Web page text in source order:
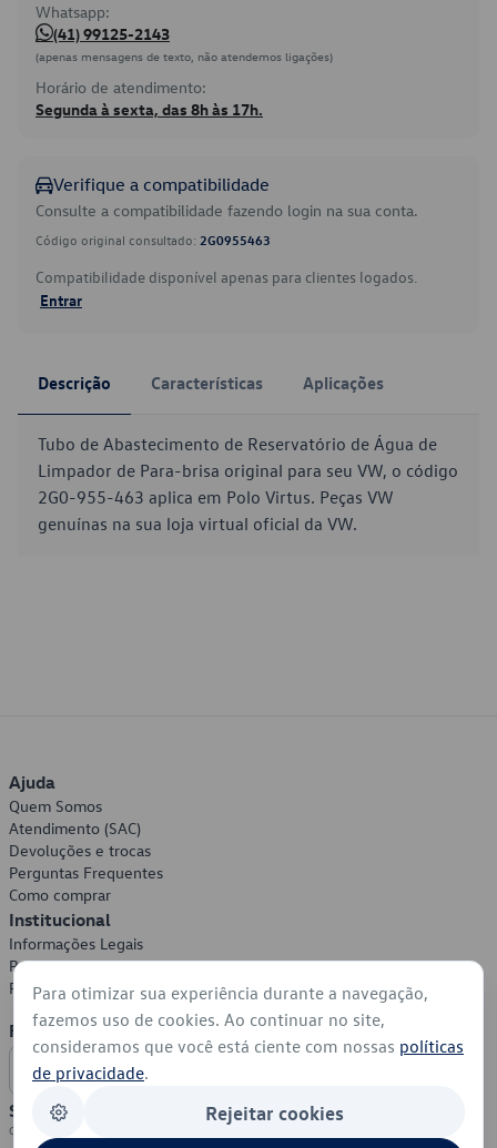
Whatsapp:
(41) 99125-2143
(apenas mensagens de texto, não atendemos ligações)
Horário de atendimento:
Segunda à sexta, das 8h às 17h.
Verifique a compatibilidade
Consulte a compatibilidade fazendo login na sua conta.
Código original consultado: 2G0955463
Compatibilidade disponível apenas para clientes logados.
Entrar
Descrição Características Aplicações
Tubo de Abastecimento de Reservatório de Água de
Limpador de Para-brisa original para seu VW, o código
2G0-955-463 aplica em Polo Virtus. Peças VW
genuínas na sua loja virtual oficial da VW.
Ajuda
Quem Somos
Atendimento (SAC)
Devoluções e trocas
Perguntas Frequentes
Como comprar
Institucional
Informações Legais
Política de Privacidade
Política de Cookies
Formas de Pagamento
Segurança
Para otimizar sua experiência durante a navegação,
fazemos uso de cookies. Ao continuar no site,
consideramos que você está ciente com nossas políticas
de privacidade.
Rejeitar cookies